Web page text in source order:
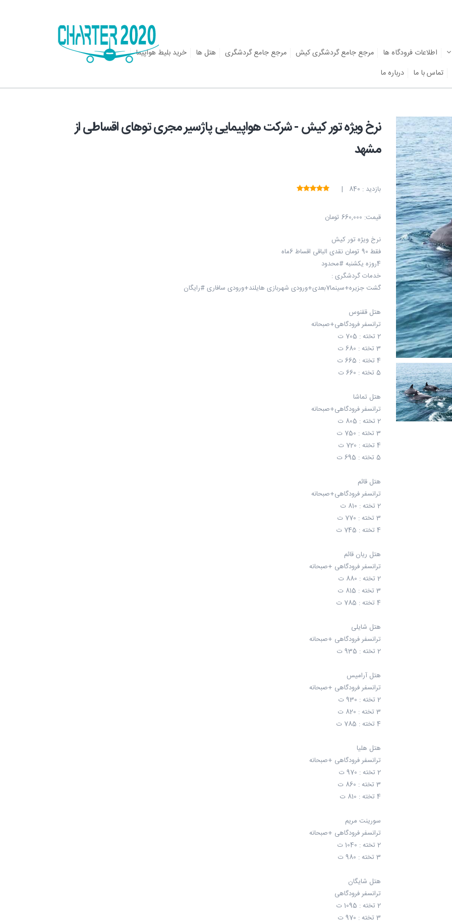
اطلاعات فرودگاه ها مرجع جامع گردشگری کیش مرجع جامع گردشگری هتل ها
خرید بلیط هواپیما
تماس با ما درباره ما
نرخ ویژه تور کیش - شرکت هواپیمایی پاژسیر مجری توهای اقساطی از
مشهد
بازدید : 840 |
قیمت: 660,000 تومان
نرخ ویژه تور کیش
فقط 90 تومان نقدی الباقی اقساط 6ماه
4روزه یکشنبه #محدود
خدمات گردشگری :
گشت جزیره+سینما7بعدی+ورودی شهربازی هایلند+ورودی سافاری #رایگان
هتل ققنوس
ترانسفر فرودگاهی+صبحانه
2 تخته : 705 ت
3 تخته : 680 ت
4 تخته : 665 ت
5 تخته : 660 ت
هتل تماشا
ترانسفر فرودگاهی+صبحانه
2 تخته : 805 ت
3 تخته : 750 ت
4 تخته : 720 ت
5 تخته : 695 ت
هتل قائم
ترانسفر فرودگاهی+صبحانه
2 تخته : 810 ت
3 تخته : 770 ت
4 تخته : 745 ت
هتل ریان قائم
ترانسفر فرودگاهی +صبحانه
2 تخته : 880 ت
3 تخته : 815 ت
4 تخته : 785 ت
هتل شایلی
ترانسفر فرودگاهی +صبحانه
2 تخته : 935 ت
هتل آرامیس
ترانسفر فرودگاهی +صبحانه
2 تخته : 930 ت
3 تخته : 820 ت
4 تخته : 785 ت
هتل هلیا
ترانسفر فرودگاهی +صبحانه
2 تخته : 970 ت
3 تخته : 860 ت
4 تخته : 810 ت
سورینت مریم
ترانسفر فرودگاهی +صبحانه
2 تخته : 1040 ت
3 تخته : 980 ت
هتل شایگان
ترانسفر فرودگاهی
2 تخته : 1095 ت
3 تخته : 970 ت